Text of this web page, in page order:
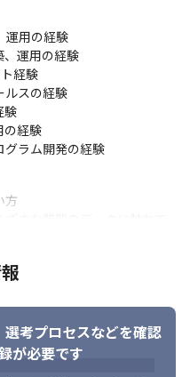
ンゲージメントプラットフ
獲得できる余地が多いで
る現在、現地購入のハード
ケーションが取れる実店舗
。
いスタンダードを創り上げ
目となる「Google Certified
ル」、「インバウンド」のエ
ルで刺激的な環境の中で技
運用の経験
、運用の経験
経験
ルスの経験
験
の経験
グラム開発の経験
方
選考プロセスなどを確認
が必要です